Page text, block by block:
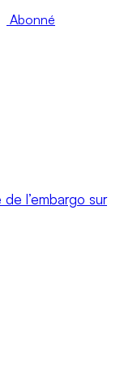
Abonné
l’embargo sur